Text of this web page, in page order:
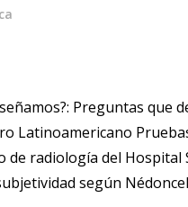
Preguntas que
Latinoamericano
radiología del Hospital
según